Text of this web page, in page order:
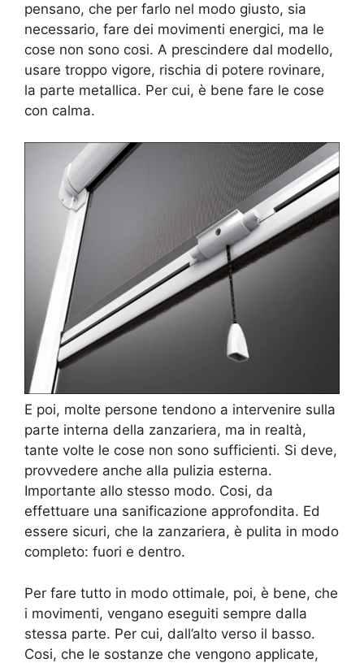
pensano, che per farlo nel modo giusto, sia
necessario, fare dei movimenti energici, ma le
cose non sono cosi. A prescindere dal modello,
usare troppo vigore, rischia di potere rovinare,
la parte metallica. Per cui, è bene fare le cose
con calma.
E poi, molte persone tendono a intervenire sulla
parte interna della zanzariera, ma in realtà,
tante volte le cose non sono sufficienti. Si deve,
provvedere anche alla pulizia esterna.
Importante allo stesso modo. Cosi, da
effettuare una sanificazione approfondita. Ed
essere sicuri, che la zanzariera, è pulita in modo
completo: fuori e dentro.
Per fare tutto in modo ottimale, poi, è bene, che
i movimenti, vengano eseguiti sempre dalla
stessa parte. Per cui, dall’alto verso il basso.
Cosi, che le sostanze che vengono applicate,